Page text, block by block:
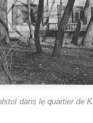
dans le quartier de